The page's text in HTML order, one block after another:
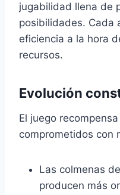
jugabilidad llena de
posibilidades. Cada
eficiencia a la hora
recursos.
Evolución
El juego
comprometidos con
Las colmenas
producen más